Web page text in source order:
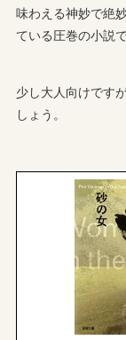
味わえる神妙で絶
ている圧巻の小説で
少し大人向けです
しょう。